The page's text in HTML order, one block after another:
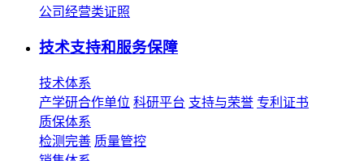
公司经营类证照
技术支持和服务保障
技术体系
产学研合作单位 科研平台 支持与荣誉 专利证书
质保体系
检测完善 质量管控